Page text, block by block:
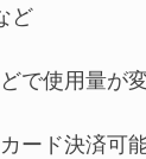
ど
で使用量が
ード決済可